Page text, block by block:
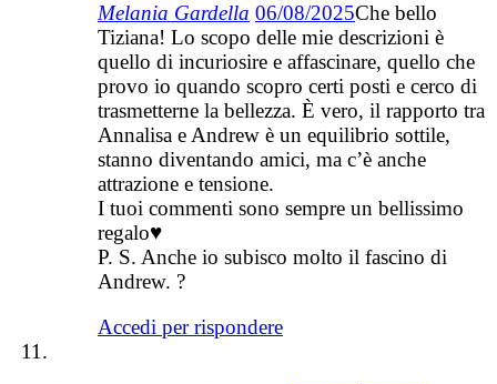
Melania Gardella 06/08/2025Che bello
Tiziana! Lo scopo delle mie descrizioni è
quello di incuriosire e affascinare, quello che
provo io quando scopro certi posti e cerco di
trasmetterne la bellezza. È vero, il rapporto tra
Annalisa e Andrew è un equilibrio sottile,
stanno diventando amici, ma c’è anche
attrazione e tensione.
I tuoi commenti sono sempre un bellissimo
regalo♥️
P. S. Anche io subisco molto il fascino di
Andrew. ?
Accedi per rispondere